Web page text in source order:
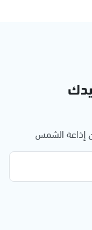
إذاعة الشمس